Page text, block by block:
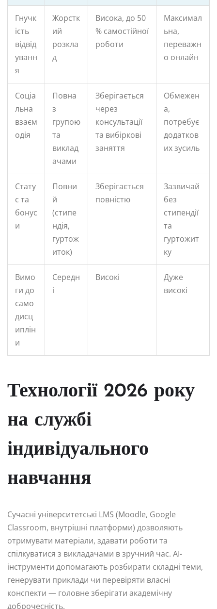
Гнучк
ість
відвід
уванн
я
Жорстк
ий
розкла
д
Висока, до 50
% самостійної
роботи
Максимал
ьна,
переважн
о онлайн
Соціа
льна
взаєм
одія
Повна
з
групою
та
виклад
ачами
Зберігається
через
консультації
та вибіркові
заняття
Обмежен
а,
потребує
додатков
их зусиль
Стату
с та
бонус
и
Повни
й
(стипе
ндія,
гуртож
иток)
Зберігається
повністю
Зазвичай
без
стипендії
та
гуртожит
ку
Вимо
ги до
само
дисц
иплін
и
Середн
і
Високі
Дуже
високі
Технології 2026 року
на службі
індивідуального
навчання
Сучасні університетські LMS (Moodle, Google
Classroom, внутрішні платформи) дозволяють
отримувати матеріали, здавати роботи та
спілкуватися з викладачами в зручний час. AI-
інструменти допомагають розбирати складні теми,
генерувати приклади чи перевіряти власні
конспекти — головне зберігати академічну
доброчесність.